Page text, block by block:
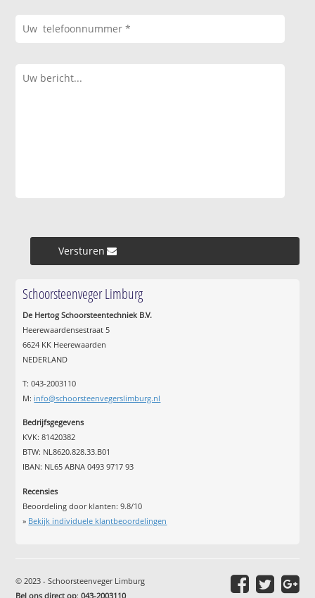
Versturen »
Schoorsteenveger Limburg
De Hertog Schoorsteentechniek B.V.
Heerewaardensestraat 5
6624 KK Heerewaarden
NEDERLAND
T: 043-2003110
M: info@schoorsteenvegerslimburg.nl
Bedrijfsgegevens
KVK: 81420382
BTW: NL8620.828.33.B01
IBAN: NL65 ABNA 0493 9717 93
Recensies
Beoordeling door klanten:9.8/10
» Bekijk individuele klantbeoordelingen
© 2023 - Schoorsteenveger Limburg
Bel ons direct op:043-2003110